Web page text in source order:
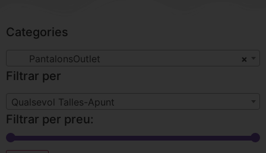
Categories
×
PantalonsOutlet
Filtrar per
Qualsevol Talles-Apunt
Filtrar per preu: